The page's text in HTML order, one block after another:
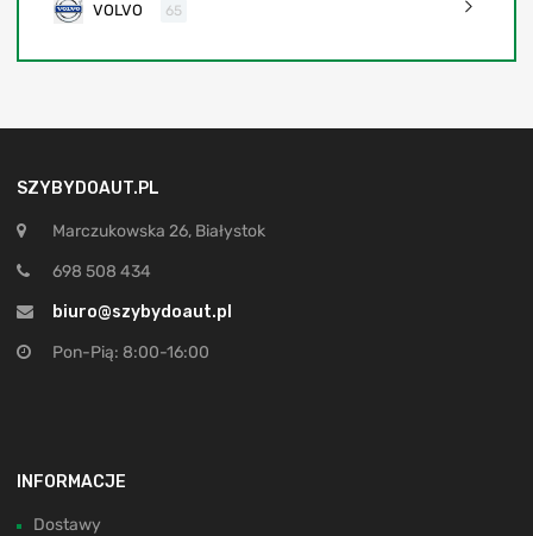
VOLVO 65
SZYBYDOAUT.PL
Marczukowska 26, Białystok
698 508 434
biuro@szybydoaut.pl
Pon-Pią: 8:00-16:00
INFORMACJE
Dostawy